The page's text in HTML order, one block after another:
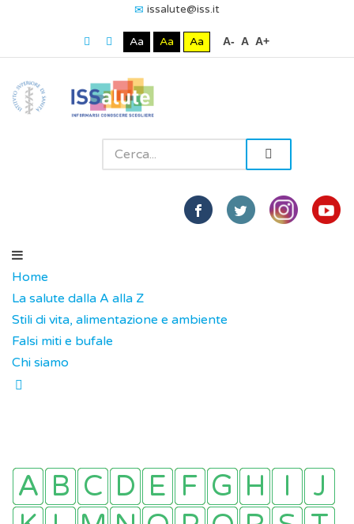
issalute@iss.it
Aa Aa Aa A- A A+
Home
La salute dalla A alla Z
Stili di vita, alimentazione e ambiente
Falsi miti e bufale
Chi siamo